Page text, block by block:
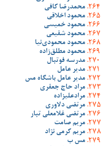
محمدرضا کافی
محمود اخلاقی
محمود خمیسی
محمود شفیعی
محمود محمودی‌نیا
محمود مطلق‌زاده
مدرسه فوتبال
مدیر عامل
مدیر عامل باشگاه مس
مراد حاج جعفری
مرادعلیزاده
مرتضی دلاوری
مرتضی غلامعلی تبار
مریم صامت
مریم کرمی نژاد
مس ب